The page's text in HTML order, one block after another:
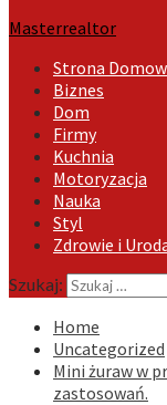
Masterrealtor
Strona
Biznes
Dom
Firmy
Kuchnia
Motoryzacja
Nauka
Styl
Zdrowie i
Szukaj:
Home
Uncategorized
Mini żuraw w
zastosowań.